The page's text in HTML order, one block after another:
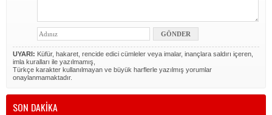
UYARI: Küfür, hakaret, rencide edici cümleler veya imalar, inançlara saldırı içeren,
imla kuralları ile yazılmamış,
Türkçe karakter kullanılmayan ve büyük harflerle yazılmış yorumlar
onaylanmamaktadır.
SON DAKİKA